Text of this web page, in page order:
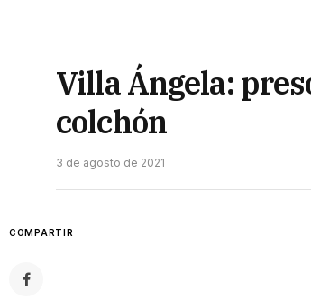
Villa Ángela:
colchón
3 de agosto de 2021
COMPARTIR